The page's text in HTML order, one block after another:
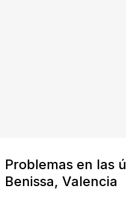
Problemas en las
Benissa, Valencia